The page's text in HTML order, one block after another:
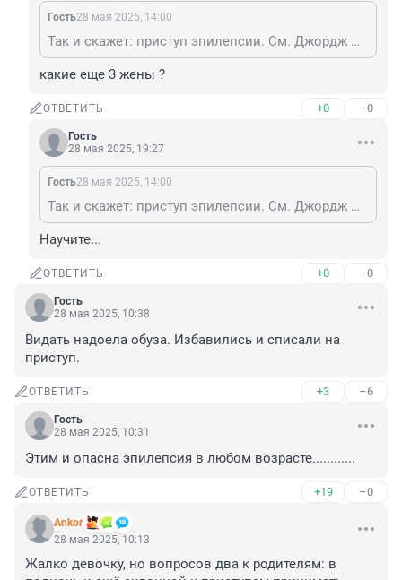
Гость28 мая 2025, 14:00
Так и скажет: приступ эпилепсии. См. Джордж Джозеф Смит. Три жены утонули в ванной. "В ходе расследования выяснилось, что ни у одной из утонувших жён Смита не было на теле ни малейших следов насилия. Тогда стали проводить эксперименты с опытными пловчихами. Однажды инспектор схватил пловчиху за ноги и дёрнул на себя. Она мгновенно ушла под воду и потеряла сознание. Полчаса потребовалось инспектору и сержанту, чтобы вернуть пловчиху к жизни".
какие еще 3 жены ?
ОТВЕТИТЬ +0 –0
Гость
28 мая 2025, 19:27
Гость28 мая 2025, 14:00
Так и скажет: приступ эпилепсии. См. Джордж Джозеф Смит. Три жены утонули в ванной. "В ходе расследования выяснилось, что ни у одной из утонувших жён Смита не было на теле ни малейших следов насилия. Тогда стали проводить эксперименты с опытными пловчихами. Однажды инспектор схватил пловчиху за ноги и дёрнул на себя. Она мгновенно ушла под воду и потеряла сознание. Полчаса потребовалось инспектору и сержанту, чтобы вернуть пловчиху к жизни".
Научите...
ОТВЕТИТЬ +0 –0
Гость
28 мая 2025, 10:38
Видать надоела обуза. Избавились и списали на
приступ.
ОТВЕТИТЬ +3 –6
Гость
28 мая 2025, 10:31
Этим и опасна эпилепсия в любом возрасте............
ОТВЕТИТЬ +19 –0
Ankor
28 мая 2025, 10:13
Жалко девочку, но вопросов два к родителям: в